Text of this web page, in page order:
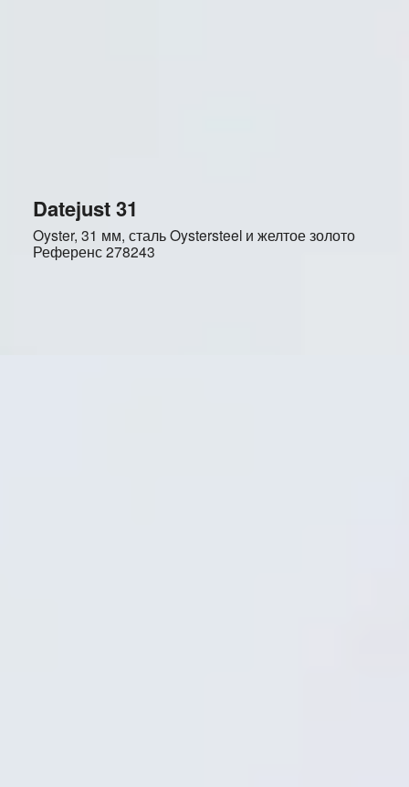
Datejust 31
Oyster, 31 мм, сталь Oystersteel и желтое золото
Референс278243